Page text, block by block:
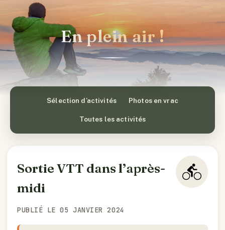
En plein air !
Sélection d’activités Photos en vrac
Toutes les activités
Sortie VTT dans l’après-
midi
PUBLIÉ LE 05 JANVIER 2024